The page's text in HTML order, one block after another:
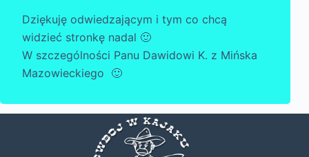
Dziękuję odwiedzającym i tym co chcą
widzieć stronkę nadal 🙂
W szczególności Panu Dawidowi K. z Mińska
Mazowieckiego 🙂